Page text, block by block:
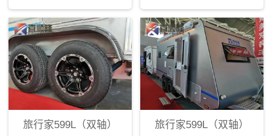
旅行家599L（双轴） 旅行家599L（双轴）